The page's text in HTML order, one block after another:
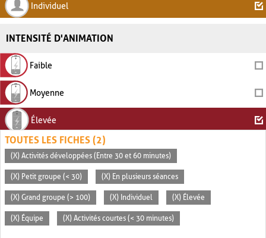
Individuel
INTENSITÉ D'ANIMATION
Faible
Moyenne
Élevée
TOUTES LES FICHES (2)
(X) Activités développées (Entre 30 et 60 minutes)
(X) Petit groupe (< 30) (X) En plusieurs séances
(X) Grand groupe (> 100) (X) Individuel (X) Élevée
(X) Équipe (X) Activités courtes (< 30 minutes)